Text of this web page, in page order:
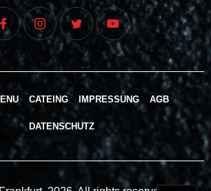
CATEING IMPRESSUNG AGB
DATENSCHUTZ